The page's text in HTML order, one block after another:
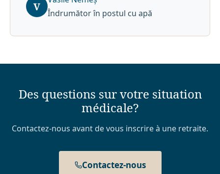
V
Îndrumător în postul cu apă
Des questions sur votre situation
médicale?
Contactez-nous avant de vous inscrire à une retraite.
Contactez-nous